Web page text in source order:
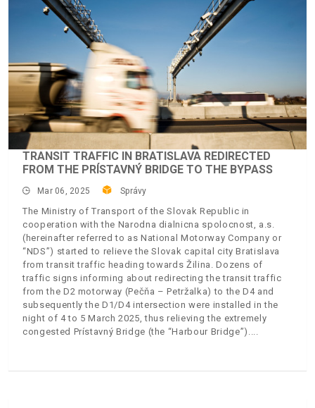
TRANSIT TRAFFIC IN BRATISLAVA REDIRECTED
FROM THE PRÍSTAVNÝ BRIDGE TO THE BYPASS
Mar 06, 2025 Správy
The Ministry of Transport of the Slovak Republic in
cooperation with the Narodna dialnicna spolocnost, a.s.
(hereinafter referred to as National Motorway Company or
“NDS”) started to relieve the Slovak capital city Bratislava
from transit traffic heading towards Žilina. Dozens of
traffic signs informing about redirecting the transit traffic
from the D2 motorway (Pečňa – Petržalka) to the D4 and
subsequently the D1/D4 intersection were installed in the
night of 4 to 5 March 2025, thus relieving the extremely
congested Prístavný Bridge (the “Harbour Bridge”).